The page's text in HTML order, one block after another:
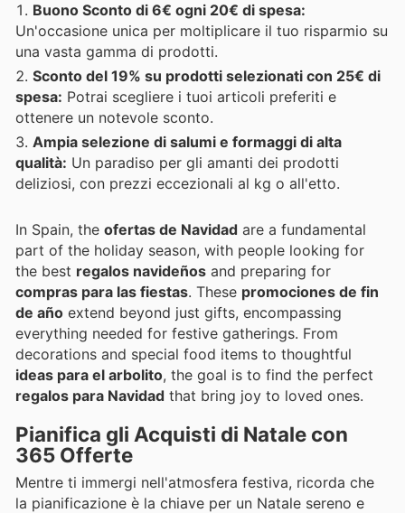
Buono Sconto di 6€ ogni 20€ di spesa:
Un'occasione unica per moltiplicare il tuo risparmio su
una vasta gamma di prodotti.
Sconto del 19% su prodotti selezionati con 25€ di
spesa: Potrai scegliere i tuoi articoli preferiti e
ottenere un notevole sconto.
Ampia selezione di salumi e formaggi di alta
qualità: Un paradiso per gli amanti dei prodotti
deliziosi, con prezzi eccezionali al kg o all'etto.
In Spain, the ofertas de Navidad are a fundamental
part of the holiday season, with people looking for
the best regalos navideños and preparing for
compras para las fiestas. These promociones de fin
de año extend beyond just gifts, encompassing
everything needed for festive gatherings. From
decorations and special food items to thoughtful
ideas para el arbolito, the goal is to find the perfect
regalos para Navidad that bring joy to loved ones.
Pianifica gli Acquisti di Natale con
365 Offerte
Mentre ti immergi nell'atmosfera festiva, ricorda che
la pianificazione è la chiave per un Natale sereno e